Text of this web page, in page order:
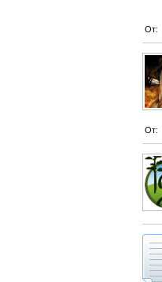
От:
От: